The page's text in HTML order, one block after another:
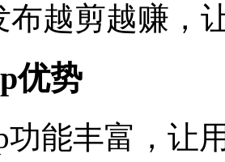
布越剪越赚，
优势
功能丰富，让